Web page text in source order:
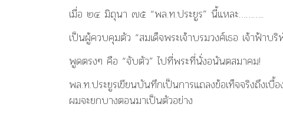
เมื่อ ๒๔ มิถุนา ๗๕ “พล.ท.ประยูร” นี้แหละ………..
เป็นผู้ควบคุมตัว “สมเด็จพระเจ้าบรมวงศ์เธอ เจ้าฟ้า
พูดตรงๆ คือ “จับตัว” ไปที่พระที่นั่งอนันตสมาคม!
พล.ท.ประยูรเขียนบันทึกเป็นการแถลงข้อเท็จจริงถึงเ
ผมจะยกบางตอนมาเป็นตัวอย่าง